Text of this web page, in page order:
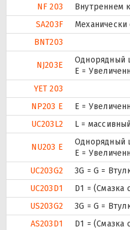
NF 203
Внутреннем
SA203F
Механически
BNT203
NJ203E
Однорядный
Е =
YET 203
NP203 E
Е =
UC203L2
L =
NU203 E
Однорядный
Е =
UC203G2
3G = G =
UC203D1
D1 = (Смазка
US203G2
3G = G =
AS203D1
D1 = (Смазка